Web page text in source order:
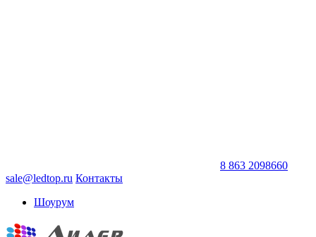
8 863 2098660
sale@ledtop.ru Контакты
Шоурум